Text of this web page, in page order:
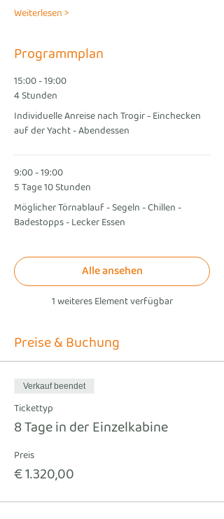
Weiterlesen >
Programmplan
15:00 - 19:00
4 Stunden
Individuelle Anreise nach Trogir - Einchecken
auf der Yacht - Abendessen
9:00 - 19:00
5 Tage 10 Stunden
Möglicher Törnablauf - Segeln - Chillen -
Badestopps - Lecker Essen
1 weiteres Element verfügbar
Alle ansehen
Preise & Buchung
Verkauf beendet
Tickettyp
8 Tage in der Einzelkabine
Preis
€ 1.320,00